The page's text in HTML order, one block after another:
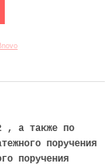
, а также по
поручения
поручения